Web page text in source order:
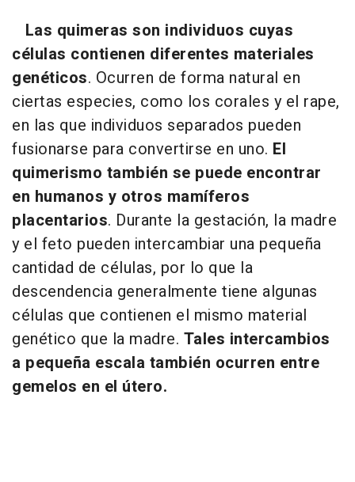
Las quimeras son individuos cuyas
células contienen diferentes materiales
genéticos. Ocurren de forma natural en
ciertas especies, como los corales y el rape,
en las que individuos separados pueden
fusionarse para convertirse en uno. El
quimerismo también se puede encontrar
en humanos y otros mamíferos
placentarios. Durante la gestación, la madre
y el feto pueden intercambiar una pequeña
cantidad de células, por lo que la
descendencia generalmente tiene algunas
células que contienen el mismo material
genético que la madre. Tales intercambios
a pequeña escala también ocurren entre
gemelos en el útero.